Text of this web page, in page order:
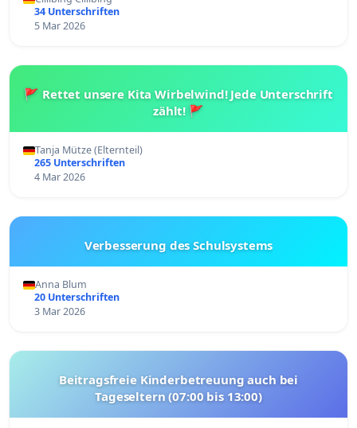
34 Unterschriften
5 Mar 2026
🚩 Rettet unsere Kita Wirbelwind! Jede Unterschrift
zählt! 🚩
Tanja Mütze (Elternteil)
265 Unterschriften
4 Mar 2026
Verbesserung des Schulsystems
Anna Blum
20 Unterschriften
3 Mar 2026
Beitragsfreie Kinderbetreuung auch bei
Tageseltern (07:00 bis 13:00)